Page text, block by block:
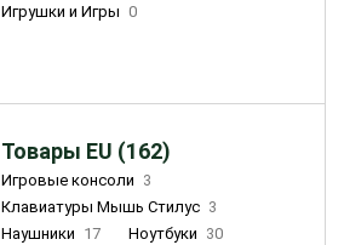
Игрушки и Игры 0
Товары EU (162)
Игровые консоли 3
Клавиатуры Мышь Стилус 3
Наушники 17 Ноутбуки 30